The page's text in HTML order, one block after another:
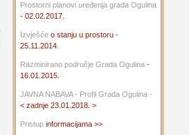
Prostorni planovi uređenja grada Ogulina
- 02.02.2017.
Izvješće o stanju u prostoru -
25.11.2014.
Razminirano područje Grada Ogulina -
16.01.2015.
JAVNA NABAVA - Profil Grada Ogulina -
< zadnje 23.01.2018. >
Pristup informacijama >>